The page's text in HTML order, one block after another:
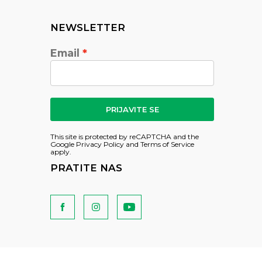
NEWSLETTER
Email
PRIJAVITE SE
This site is protected by reCAPTCHA and the
Google Privacy Policy and Terms of Service
apply.
PRATITE NAS